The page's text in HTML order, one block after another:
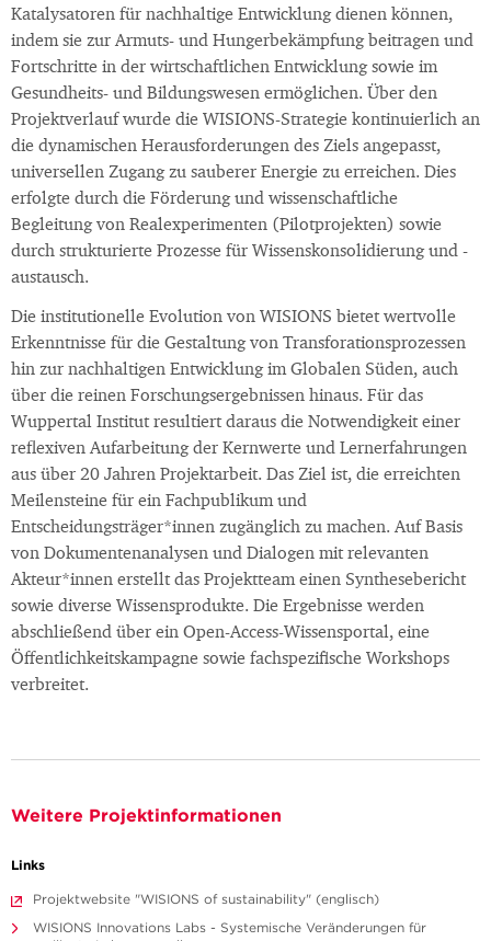
Katalysatoren für nachhaltige Entwicklung dienen können,
indem sie zur Armuts- und Hungerbekämpfung beitragen und
Fortschritte in der wirtschaftlichen Entwicklung sowie im
Gesundheits- und Bildungswesen ermöglichen. Über den
Projektverlauf wurde die WISIONS-Strategie kontinuierlich an
die dynamischen Herausforderungen des Ziels angepasst,
universellen Zugang zu sauberer Energie zu erreichen. Dies
erfolgte durch die Förderung und wissenschaftliche
Begleitung von Realexperimenten (Pilotprojekten) sowie
durch strukturierte Prozesse für Wissenskonsolidierung und -
austausch.
Die institutionelle Evolution von WISIONS bietet wertvolle
Erkenntnisse für die Gestaltung von Transforationsprozessen
hin zur nachhaltigen Entwicklung im Globalen Süden, auch
über die reinen Forschungsergebnissen hinaus. Für das
Wuppertal Institut resultiert daraus die Notwendigkeit einer
reflexiven Aufarbeitung der Kernwerte und Lernerfahrungen
aus über 20 Jahren Projektarbeit. Das Ziel ist, die erreichten
Meilensteine für ein Fachpublikum und
Entscheidungsträger*innen zugänglich zu machen. Auf Basis
von Dokumentenanalysen und Dialogen mit relevanten
Akteur*innen erstellt das Projektteam einen Synthesebericht
sowie diverse Wissensprodukte. Die Ergebnisse werden
abschließend über ein Open-Access-Wissensportal, eine
Öffentlichkeitskampagne sowie fachspezifische Workshops
verbreitet.
Weitere Projektinformationen
Links
Projektwebsite "WISIONS of sustainability" (englisch)
WISIONS Innovations Labs - Systemische Veränderungen für